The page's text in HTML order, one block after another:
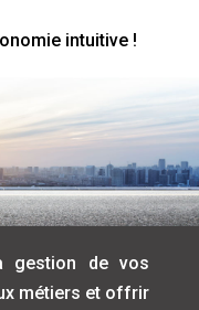
intuitive !
gestion de vos
métiers et offrir